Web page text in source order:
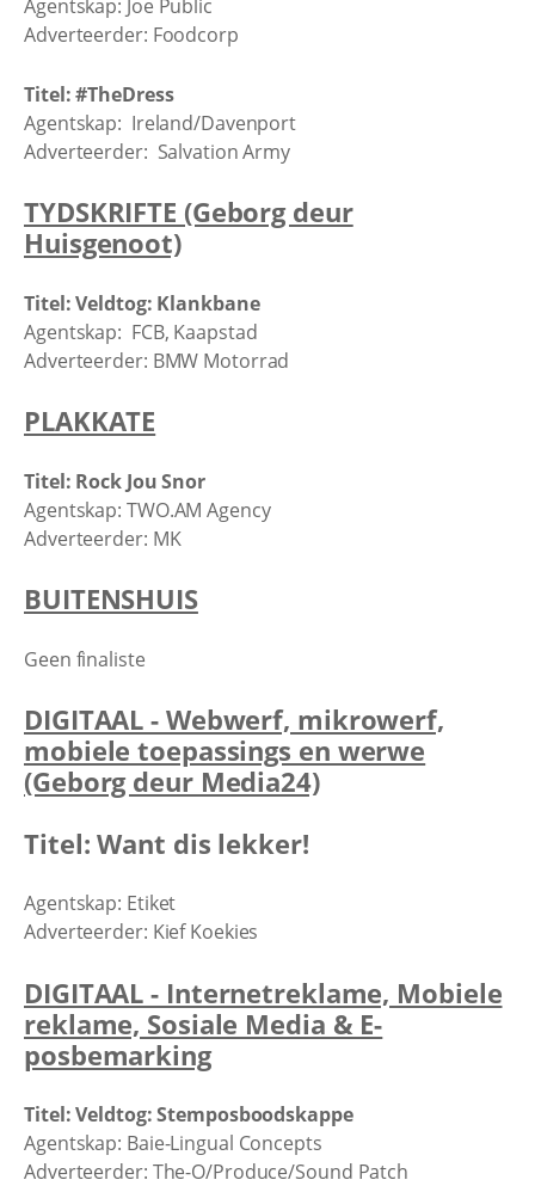
Agentskap: Joe Public
Adverteerder: Foodcorp
Titel: #TheDress
Agentskap: Ireland/Davenport
Adverteerder: Salvation Army
TYDSKRIFTE (Geborg deur
Huisgenoot)
Titel: Veldtog: Klankbane
Agentskap: FCB, Kaapstad
Adverteerder: BMW Motorrad
PLAKKATE
Titel: Rock Jou Snor
Agentskap: TWO.AM Agency
Adverteerder: MK
BUITENSHUIS
Geen finaliste
DIGITAAL - Webwerf, mikrowerf,
mobiele toepassings en werwe
(Geborg deur Media24)
Titel: Want dis lekker!
Agentskap: Etiket
Adverteerder: Kief Koekies
DIGITAAL - Internetreklame, Mobiele
reklame, Sosiale Media & E-
posbemarking
Titel: Veldtog: Stemposboodskappe
Agentskap: Baie-Lingual Concepts
Adverteerder: The-O/Produce/Sound Patch